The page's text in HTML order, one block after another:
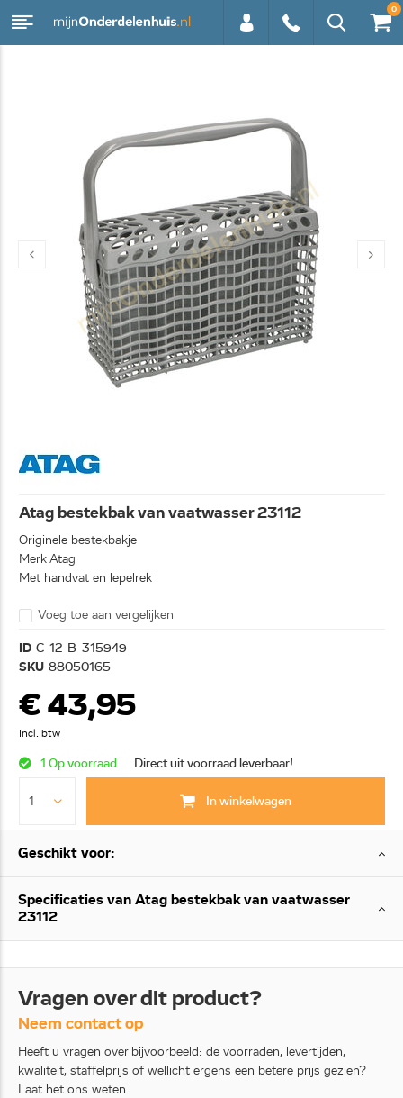
250628
0
Atag bestekbak van vaatwasser 23112
Originele bestekbakje
Merk Atag
Met handvat en lepelrek
Voeg toe aan vergelijken
ID C-12-B-315949
SKU 88050165
€ 43,95
Incl. btw
1 Op voorraad Direct uit voorraad leverbaar!
In winkelwagen
Geschikt voor:
Specificaties van Atag bestekbak van vaatwasser
23112
Vragen over dit product?
Neem contact op
Heeft u vragen over bijvoorbeeld: de voorraden, levertijden,
kwaliteit, staffelprijs of wellicht ergens een betere prijs gezien?
Laat het ons weten.